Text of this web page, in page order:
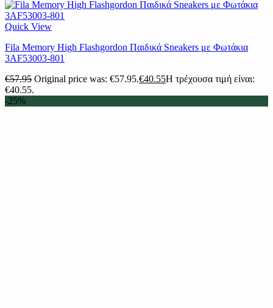
Quick View
Fila Memory High Flashgordon Παιδικά Sneakers με Φωτάκια
3AF53003-801
€57.95 Original price was: €57.95.€40.55Η τρέχουσα τιμή είναι:
€40.55.
-25%